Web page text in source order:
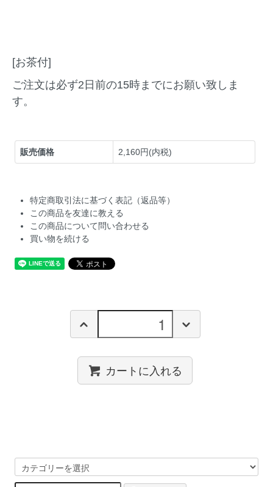
[お茶付]
ご注文は必ず2日前の15時までにお願い致しま
す。
販売価格 2,160円(内税)
特定商取引法に基づく表記（返品等）
この商品を友達に教える
この商品について問い合わせる
買い物を続ける
カートに入れる